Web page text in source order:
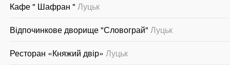
Кафе " Шафран " Луцьк
Відпочинкове дворище "Словограй" Луцьк
Ресторан «Княжий двір» Луцьк